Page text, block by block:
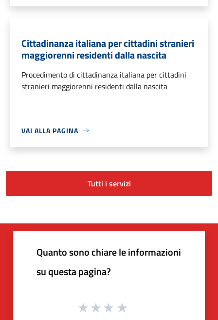
Cittadinanza italiana per cittadini stranieri
maggiorenni residenti dalla nascita
Procedimento di cittadinanza italiana per cittadini
stranieri maggiorenni residenti dalla nascita
VAI ALLA PAGINA
Tutti i servizi
Quanto sono chiare le informazioni
su questa pagina?